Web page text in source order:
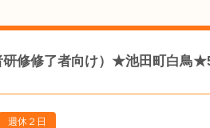
研修修了者向け）★池田町白鳥
週休２日